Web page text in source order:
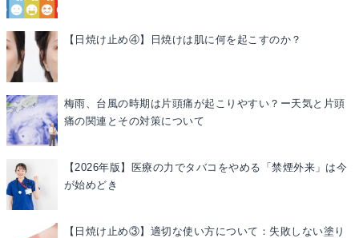
【日焼け止め④】日焼けは肌に何を起こすのか？
梅雨、台風の時期は片頭痛が起こりやすい？ー天気と片頭
痛の関連とその対策について
【2026年版】医療の力でタバコをやめる「禁煙外来」は今
が始めどき
【日焼け止め③】適切な使い方について：失敗しない塗り